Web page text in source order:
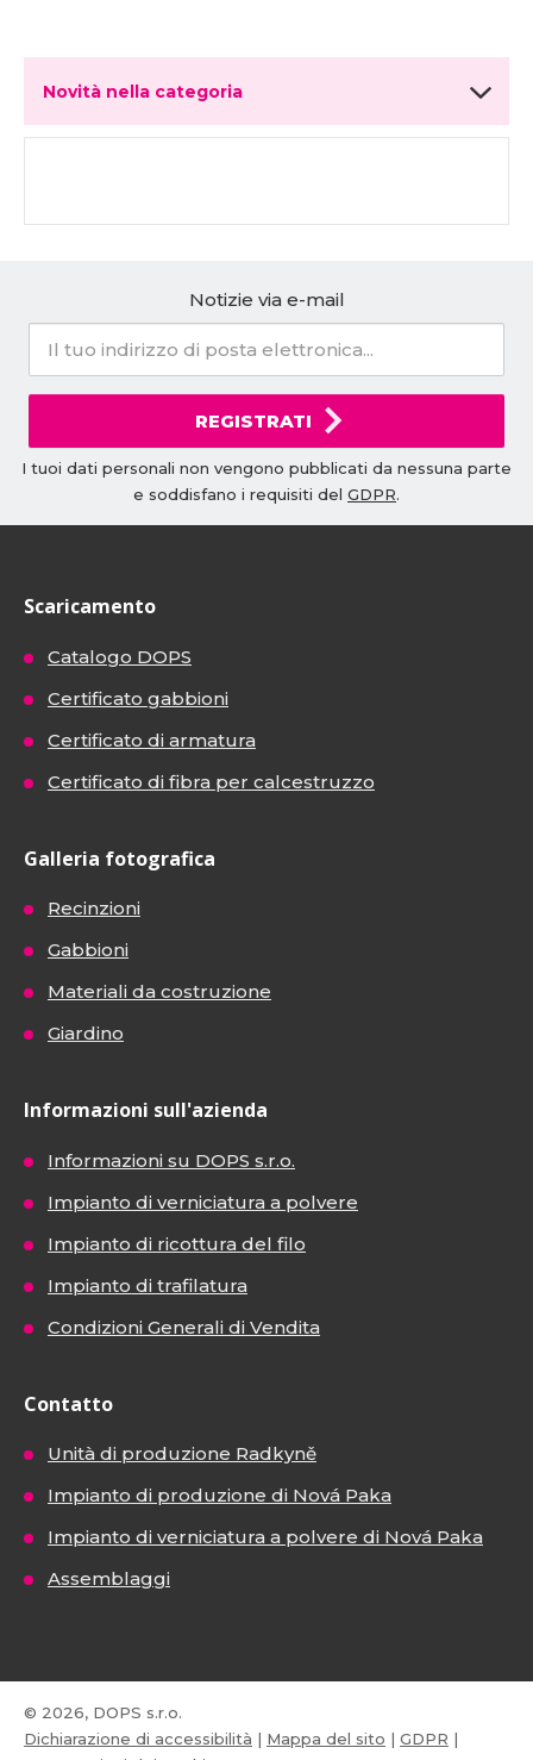
Novità nella categoria
Notizie via e-mail
REGISTRATI
I tuoi dati personali non vengono pubblicati da nessuna parte
e soddisfano i requisiti del GDPR.
Scaricamento
Catalogo DOPS
Certificato gabbioni
Certificato di armatura
Certificato di fibra per calcestruzzo
Galleria fotografica
Recinzioni
Gabbioni
Materiali da costruzione
Giardino
Informazioni sull'azienda
Informazioni su DOPS s.r.o.
Impianto di verniciatura a polvere
Impianto di ricottura del filo
Impianto di trafilatura
Condizioni Generali di Vendita
Contatto
Unità di produzione Radkyně
Impianto di produzione di Nová Paka
Impianto di verniciatura a polvere di Nová Paka
Assemblaggi
© 2026, DOPS s.r.o.
Dichiarazione di accessibilità | Mappa del sito | GDPR |